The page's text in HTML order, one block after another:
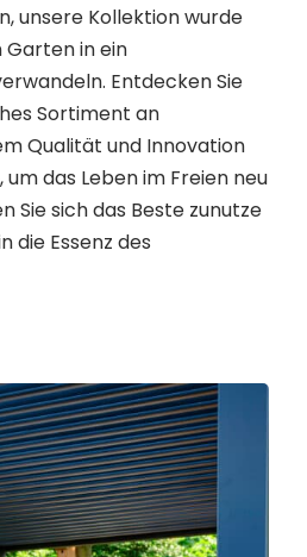
unsere Kollektion wurde
in ein
Entdecken Sie
Sortiment an
Qualität und Innovation
das Leben im Freien neu
Sie sich das Beste zunutze
die Essenz des